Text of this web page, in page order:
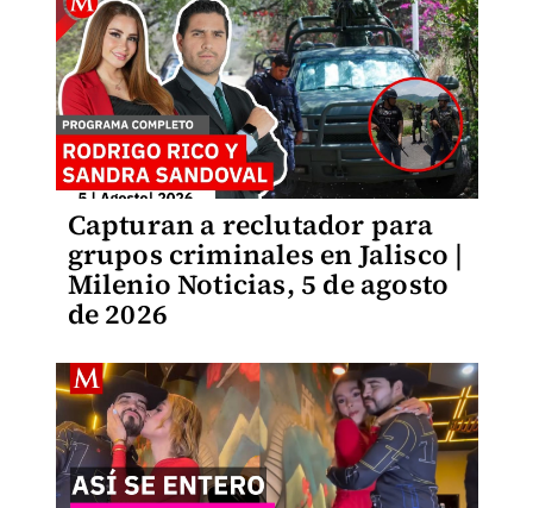
Capturan a reclutador para
grupos criminales en Jalisco |
Milenio Noticias, 5 de agosto
de 2026